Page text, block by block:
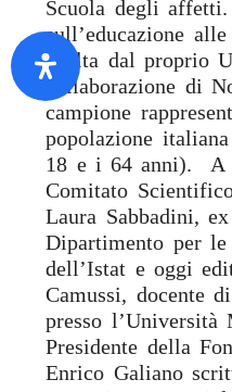
Scuola degli affetti.
sull’educazione
svolta dal proprio
collaborazione di
campione
popolazione
18 e i 64 anni). A
Comitato
Laura Sabbadini,
Dipartimento per
dell’Istat e oggi
Camussi, docente
presso l’Università
Presidente della
Enrico Galiano